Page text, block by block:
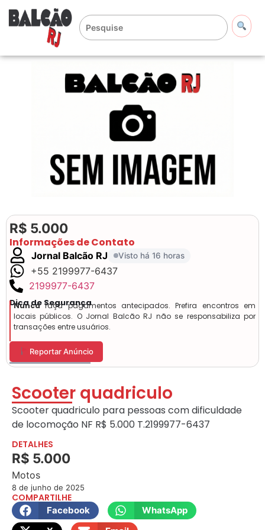
R$ 5.000
Informações de Contato
Jornal Balcão RJ Visto há 16 horas
+55 2199977-6437
2199977-6437
Dica de Segurança
Nuncafaça pagamentos antecipados. Prefira encontros em
locais públicos. O Jornal Balcão RJ não se responsabiliza por
transações entre usuários.
Reportar Anúncio
Scooter quadriculo
Scooter quadriculo para pessoas com dificuldade
de locomoção NF R$ 5.000 T.2199977-6437
DETALHES
R$ 5.000
Motos
8 de junho de 2025
COMPARTILHE
Facebook
WhatsApp